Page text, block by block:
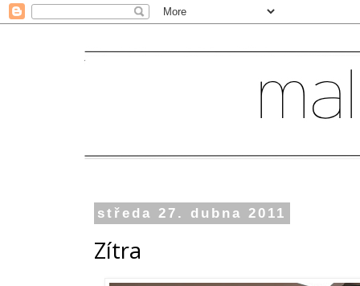
středa 27. dubna 2011
Zítra